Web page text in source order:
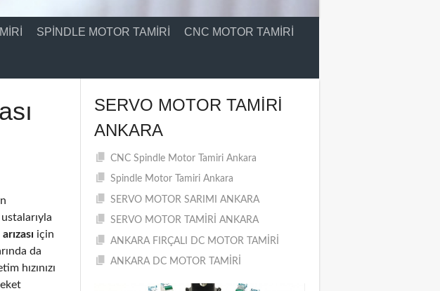
SPINDLE MOTOR TAMIRI CNC MOTOR TAMIRI
için
da
hızınızı
SERVO MOTOR TAMIRI
ANKARA
CNC Spindle Motor Tamiri Ankara
Spindle Motor Tamiri Ankara
SERVO MOTOR SARIMI ANKARA
SERVO MOTOR TAMİRİ ANKARA
ANKARA FIRÇALI DC MOTOR TAMİRİ
ANKARA DC MOTOR TAMİRİ